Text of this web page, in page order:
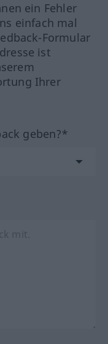
ein Fehler
einfach mal
Formular
ist
Ihrer
geben?*